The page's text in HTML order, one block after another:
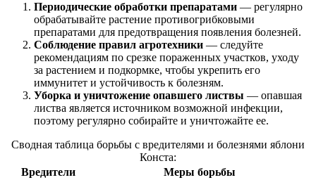
Периодические обработки препаратами — регулярно
обрабатывайте растение противогрибковыми
препаратами для предотвращения появления болезней.
Соблюдение правил агротехники — следуйте
рекомендациям по срезке пораженных участков, уходу
за растением и подкормке, чтобы укрепить его
иммунитет и устойчивость к болезням.
Уборка и уничтожение опавшего листвы — опавшая
листва является источником возможной инфекции,
поэтому регулярно собирайте и уничтожайте ее.
Сводная таблица борьбы с вредителями и болезнями яблони
Конста:
Вредители
Меры борьбы